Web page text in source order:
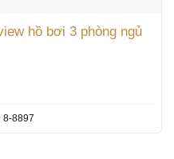
hồ bơi 3 phòng ngủ
8-8897